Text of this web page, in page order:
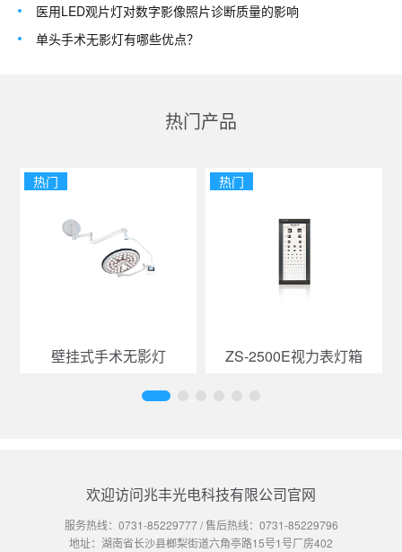
医用LED观片灯对数字影像照片诊断质量的影响
单头手术无影灯有哪些优点？
热门产品
热门
壁挂式手术无影灯
热门
ZS-2500E视力表灯箱
欢迎访问兆丰光电科技有限公司官网
服务热线： 0731-85229777/ 售后热线： 0731-85229796
地址：湖南省长沙县榔梨街道六角亭路15号1号厂房402